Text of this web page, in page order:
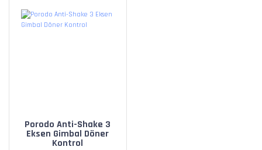
Porodo Anti-Shake 3
Eksen Gimbal Döner
Kontrol